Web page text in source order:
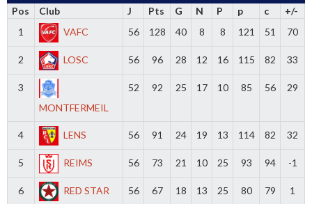
Pos Club J Pts G N P p c
+/-
1
VAFC 56 128 40 8 8 121 51 70
2 LOSC 56 96 28 12 16 115 82 33
3
MONTFERMEIL
52 92 25 17 10 85 56 29
4 LENS 56 91 24 19 13 114 82 32
5 REIMS 56 73 21 10 25 93 94 -1
6 RED STAR 56 67 18 13 25 80 79 1